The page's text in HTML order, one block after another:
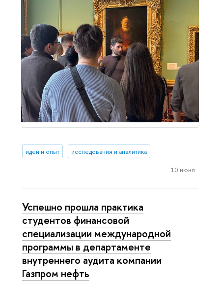
идеи и опыт исследования и аналитика
10 июня
Успешно прошла практика
студентов финансовой
специализации международной
программы в департаменте
внутреннего аудита компании
Газпром нефть